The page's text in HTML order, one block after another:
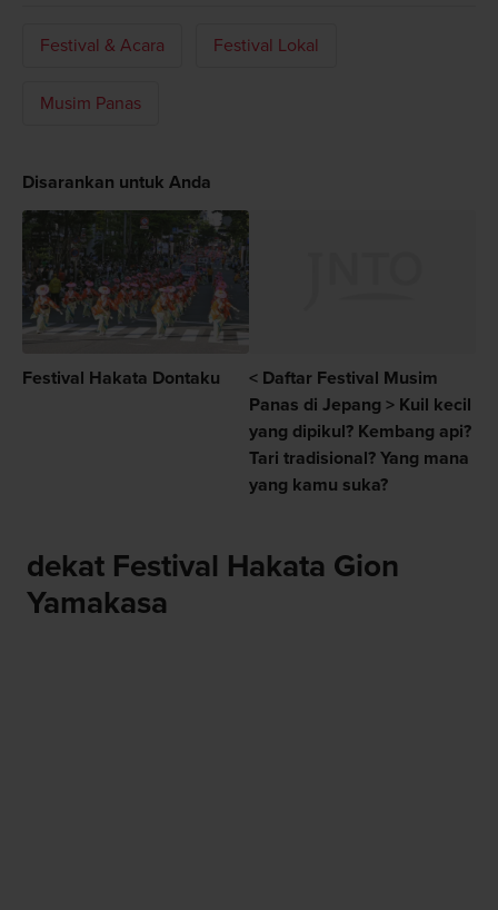
Festival & Acara Festival Lokal
Musim Panas
Disarankan untuk Anda
Festival Hakata Dontaku
< Daftar Festival Musim
Panas di Jepang > Kuil kecil
yang dipikul? Kembang api?
Tari tradisional? Yang mana
yang kamu suka?
dekat Festival Hakata Gion
Yamakasa